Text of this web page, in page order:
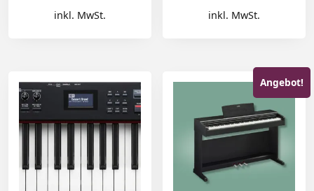
inkl. MwSt.
inkl. MwSt.
Angebot!